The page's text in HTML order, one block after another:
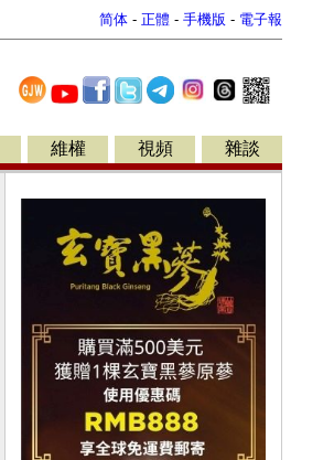
简体 - 正體 - 手機版 - 電子報
維權 視頻 雜談